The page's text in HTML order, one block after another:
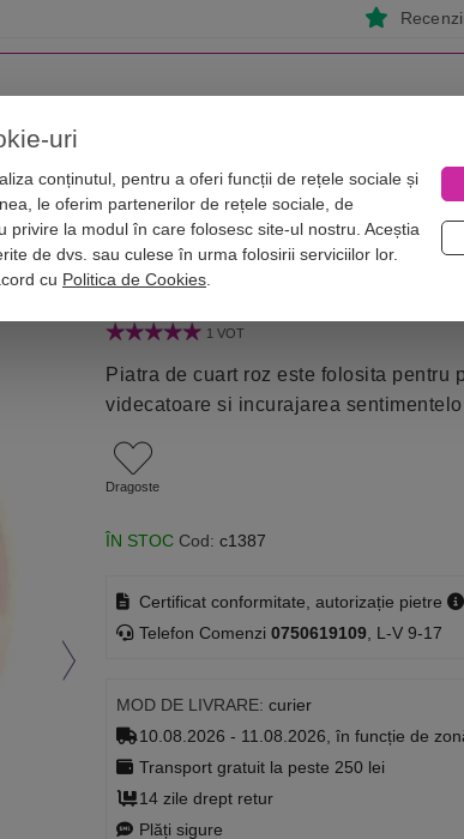
Numerologie
cuart roz
5-6 cm suport lemn
1 VOT
Piatra de cuart roz este folosita pentru
videcatoare si incurajarea
Dragoste
ÎN STOC Cod: c1387
Certificat conformitate, autorizație pietre
Telefon Comenzi0750619109 , L-V 9-17
MOD DE LIVRARE: curier
10.08.2026 - 11.08.2026, în funcție de
Transport gratuit la peste 250 lei
14 zile drept retur
Plăți sigure
uri
conținutul, pentru a oferi funcții de rețele sociale și
le oferim partenerilor de rețele sociale, de
privire la modul în care folosesc site-ul nostru. Aceștia
de dvs. sau culese în urma folosirii serviciilor lor.
cu Politica de Cookies.